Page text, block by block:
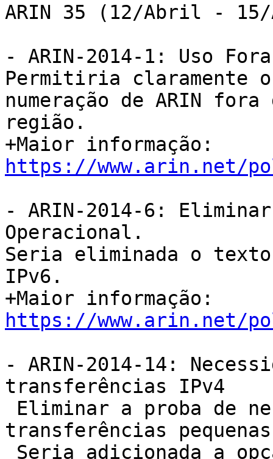
ARIN 35 (12/Abril -
- ARIN-2014-1: Uso
Permitiria claramente
numeração de ARIN fora
região.
https://www.arin.net/
- ARIN-2014-6:
Operacional.
Seria eliminada o texto
IPv6.
https://www.arin.net/
- ARIN-2014-14:
transferências IPv4
transferências